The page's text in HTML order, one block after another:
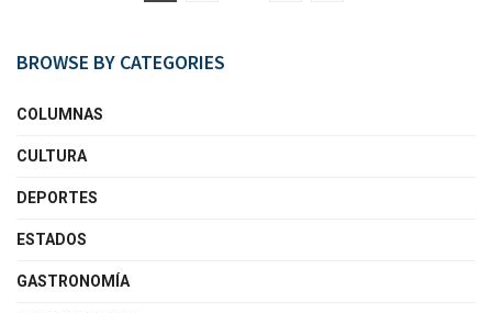
BROWSE BY CATEGORIES
COLUMNAS
CULTURA
DEPORTES
ESTADOS
GASTRONOMÍA